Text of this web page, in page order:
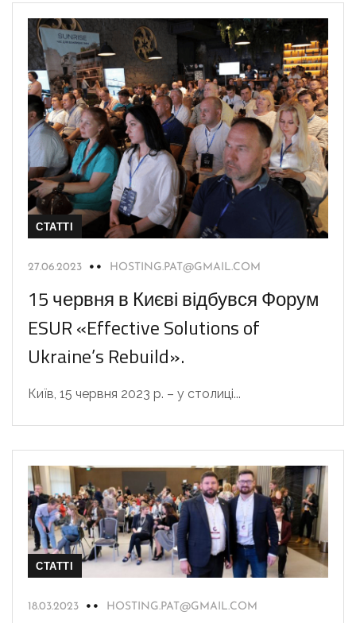
СТАТТІ
27.06.2023 HOSTING.PAT@GMAIL.COM
15 червня в Києві відбувся Форум
ESUR «Effective Solutions of
Ukraine’s Rebuild».
Київ, 15 червня 2023 р. – у столиці...
СТАТТІ
18.03.2023 HOSTING.PAT@GMAIL.COM